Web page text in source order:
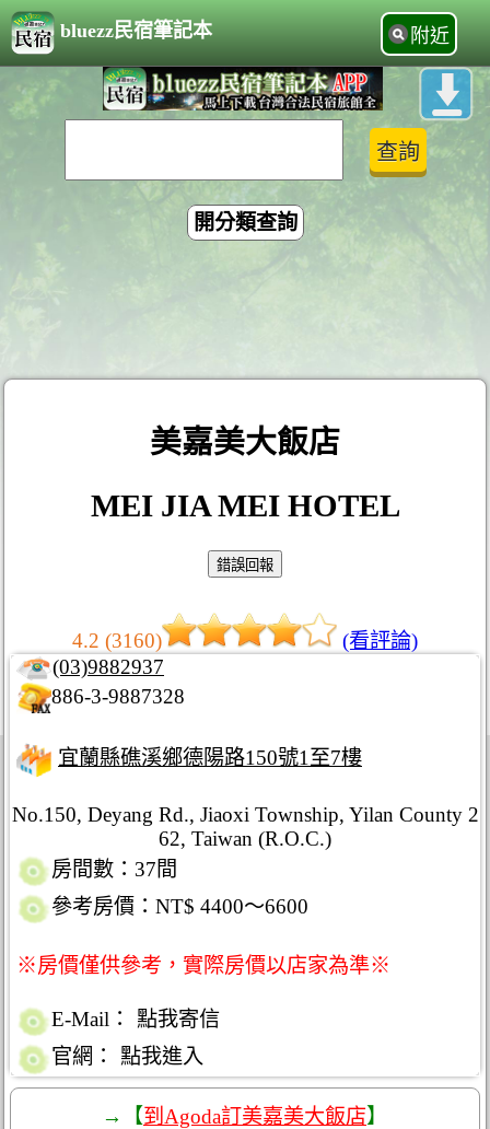
bluezz民宿筆記本 附近
開分類查詢
美嘉美大飯店
MEI JIA MEI HOTEL
4.2 (3160)
(看評論)
(03)9882937
886-3-9887328
宜蘭縣礁溪鄉德陽路150號1至7樓
No.150, Deyang Rd., Jiaoxi Township, Yilan County 2
62, Taiwan (R.O.C.)
房間數：37間
參考房價：NT$ 4400～6600
※房價僅供參考，實際房價以店家為準※
E-Mail：
點我寄信
官網：
點我進入
→【到Agoda訂美嘉美大飯店】